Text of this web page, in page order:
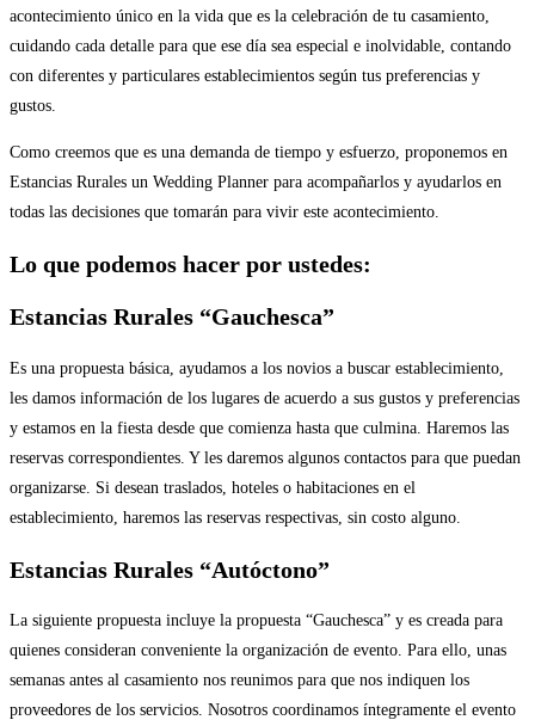
acontecimiento único en la vida que es la celebración de tu casamiento,
cuidando cada detalle para que ese día sea especial e inolvidable, contando
con diferentes y particulares establecimientos según tus preferencias y
gustos.
Como creemos que es una demanda de tiempo y esfuerzo, proponemos en
Estancias Rurales un Wedding Planner para acompañarlos y ayudarlos en
todas las decisiones que tomarán para vivir este acontecimiento.
Lo que podemos hacer por ustedes:
Estancias Rurales “Gauchesca”
Es una propuesta básica, ayudamos a los novios a buscar establecimiento,
les damos información de los lugares de acuerdo a sus gustos y preferencias
y estamos en la fiesta desde que comienza hasta que culmina. Haremos las
reservas correspondientes. Y les daremos algunos contactos para que puedan
organizarse. Si desean traslados, hoteles o habitaciones en el
establecimiento, haremos las reservas respectivas, sin costo alguno.
Estancias Rurales “Autóctono”
La siguiente propuesta incluye la propuesta “Gauchesca” y es creada para
quienes consideran conveniente la organización de evento. Para ello, unas
semanas antes al casamiento nos reunimos para que nos indiquen los
proveedores de los servicios. Nosotros coordinamos íntegramente el evento